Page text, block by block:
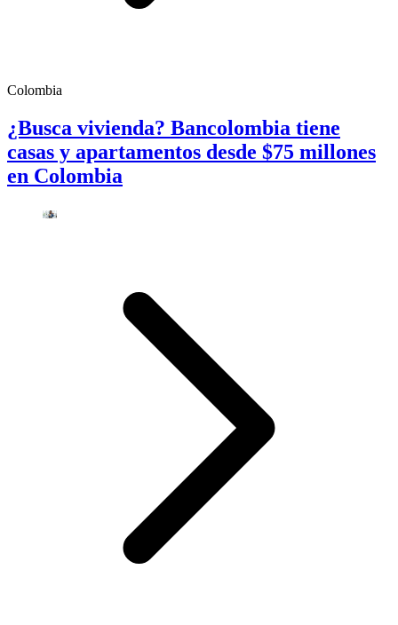
Colombia
¿Busca vivienda? Bancolombia tiene
casas y apartamentos desde $75 millones
en Colombia